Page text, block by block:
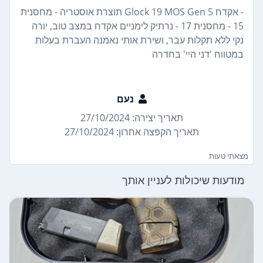
- אקדח Glock 19 MOS Gen 5 תוצרת אוסטריה - מחסנית
15 - מחסנית 17 - נרתיק לימניים אקדח במצב טוב, יורה
נקי ללא תקלות עבר, ושירת אותי נאמנה העברת בעלות
במטווח 'דני היי' בחדרה
נעם
תאריך יצירה: 27/10/2024
תאריך הקפצה אחרון: 27/10/2024
מצאתי טעות
מודעות שיכולות לעניין אותך